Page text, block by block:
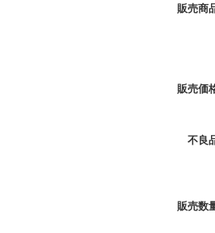
販売商
販売価
不良
販売数